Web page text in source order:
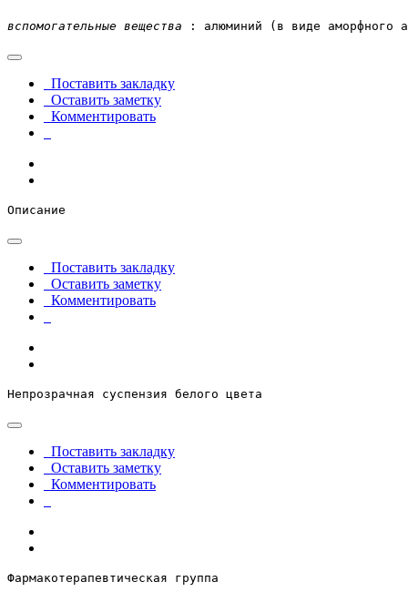
вспомогательные вещества : алюминий (в виде аморфного
Поставить закладку
Оставить заметку
Комментировать
Описание
Поставить закладку
Оставить заметку
Комментировать
Непрозрачная суспензия белого цвета
Поставить закладку
Оставить заметку
Комментировать
Фармакотерапевтическая группа